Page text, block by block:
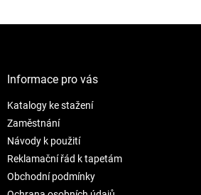
Informace pro vás
Katalogy ke stažení
Zaměstnání
Návody k použití
Reklamační řád k tapetám
Obchodní podmínky